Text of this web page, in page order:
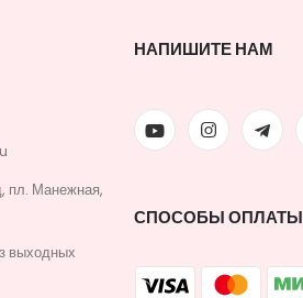
пл. Манежная,
выходных
НАПИШИТЕ НАМ
СПОСОБЫ ОПЛАТЫ